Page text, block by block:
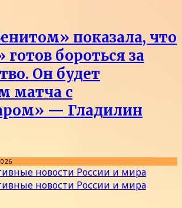
показала, что
готов бороться за
Он будет
матча с
— Гладилин